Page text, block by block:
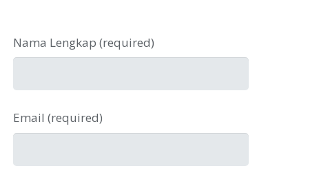
Nama Lengkap (required)
Email (required)